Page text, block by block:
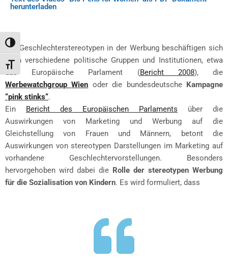
Toggle High Contrast
Toggle Font size
herunterladen
Mit Geschlechterstereotypen in der Werbung beschäftigen sich
auch verschiedene politische Gruppen und Institutionen, etwa
das Europäische Parlament (Bericht 2008), die
WerbewatchgroupWien oder die bundesdeutsche
Kampagne
“pink stinks“.
Ein
Bericht des Europäischen Parlaments über die
Auswirkungen von Marketing und Werbung auf die
Gleichstellung von Frauen und Männern, betont die
Auswirkungen von stereotypen Darstellungen im Marketing auf
vorhandene Geschlechtervorstellungen. Besonders
hervorgehoben wird dabei die Rolle der stereotypen Werbung
für die Sozialisation von Kindern. Es wird formuliert, dass